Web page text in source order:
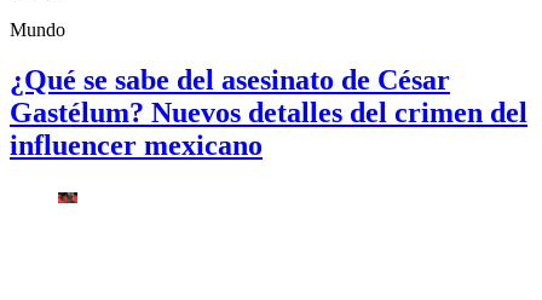
Mundo
¿Qué se sabe del asesinato de César
Gastélum? Nuevos detalles del crimen del
influencer mexicano